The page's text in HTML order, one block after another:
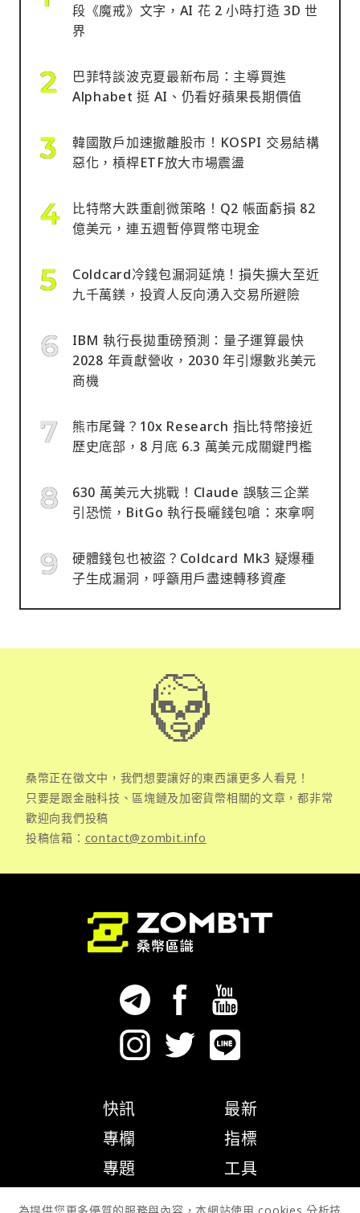
段《魔戒》文字，AI 花 2 小時打造 3D 世
界
巴菲特談波克夏最新布局：主導買進
Alphabet 挺 AI、仍看好蘋果長期價值
韓國散戶加速撤離股市！KOSPI 交易結構
惡化，槓桿ETF放大市場震盪
比特幣大跌重創微策略！Q2 帳面虧損 82
億美元，連五週暫停買幣屯現金
Coldcard冷錢包漏洞延燒！損失擴大至近
九千萬鎂，投資人反向湧入交易所避險
IBM 執行長拋重磅預測：量子運算最快
2028 年貢獻營收，2030 年引爆數兆美元
商機
熊市尾聲？10x Research 指比特幣接近
歷史底部，8 月底 6.3 萬美元成關鍵門檻
630 萬美元大挑戰！Claude 誤駭三企業
引恐慌，BitGo 執行長曬錢包嗆：來拿啊
硬體錢包也被盜？Coldcard Mk3 疑爆種
子生成漏洞，呼籲用戶盡速轉移資產
桑幣正在徵文中，我們想要讓好的東西讓更多人看見！
只要是跟金融科技、區塊鏈及加密貨幣相關的文章，都非常
歡迎向我們投稿
投稿信箱： contact@zombit.info
快訊
專欄
專題
最新
指標
工具